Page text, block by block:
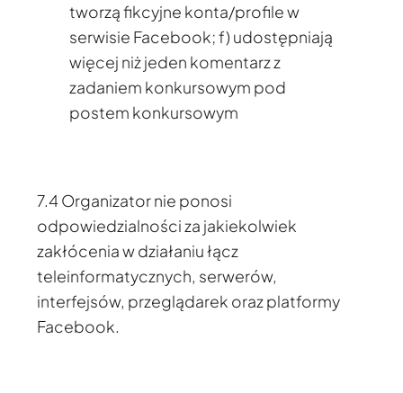
tworzą fikcyjne konta/profile w
serwisie Facebook; f) udostępniają
więcej niż jeden komentarz z
zadaniem konkursowym pod
postem konkursowym
7.4 Organizator nie ponosi
odpowiedzialności za jakiekolwiek
zakłócenia w działaniu łącz
teleinformatycznych, serwerów,
interfejsów, przeglądarek oraz platformy
Facebook.